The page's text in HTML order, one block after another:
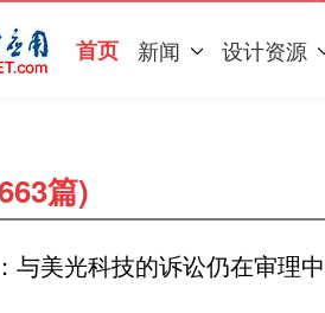
首页 新闻 设计资源
篇)
与美光科技的诉讼仍在审理中